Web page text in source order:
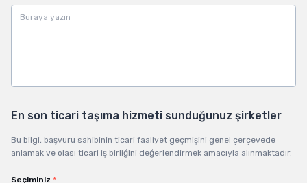
En son ticari taşıma hizmeti sunduğunuz şirketler
Bu bilgi, başvuru sahibinin ticari faaliyet geçmişini genel çerçevede
anlamak ve olası ticari iş birliğini değerlendirmek amacıyla alınmaktadır.
Seçiminiz *